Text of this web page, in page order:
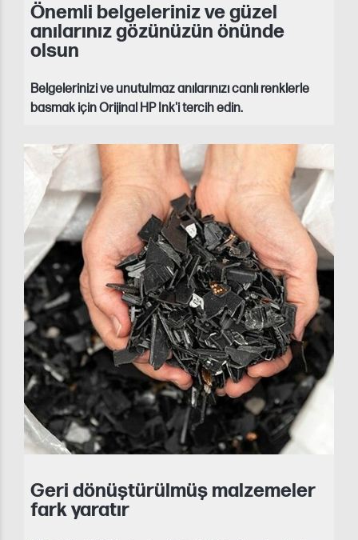
Önemli belgeleriniz ve güzel
anılarınız gözünüzün önünde
olsun
Belgelerinizi ve unutulmaz anılarınızı canlı renklerle
basmak için Orijinal HP Ink'i tercih edin.
Geri dönüştürülmüş malzemeler
fark yaratır